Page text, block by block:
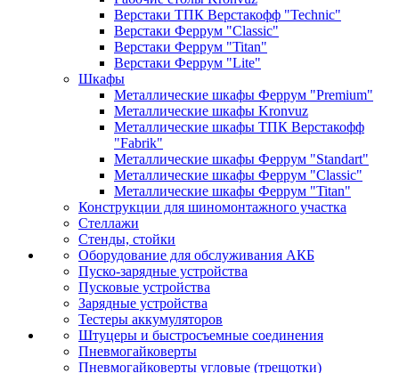
Верстаки ТПК Верстакофф "Technic"
Верстаки Феррум "Classic"
Верстаки Феррум "Titan"
Верстаки Феррум "Lite"
Шкафы
Металлические шкафы Феррум "Premium"
Металлические шкафы Kronvuz
Металлические шкафы ТПК Верстакофф
"Fabrik"
Металлические шкафы Феррум "Standart"
Металлические шкафы Феррум "Classic"
Металлические шкафы Феррум "Titan"
Конструкции для шиномонтажного участка
Стеллажи
Стенды, стойки
Оборудование для обслуживания АКБ
Пуско-зарядные устройства
Пусковые устройства
Зарядные устройства
Тестеры аккумуляторов
Штуцеры и быстросъемные соединения
Пневмогайковерты
Пневмогайковерты угловые (трещотки)